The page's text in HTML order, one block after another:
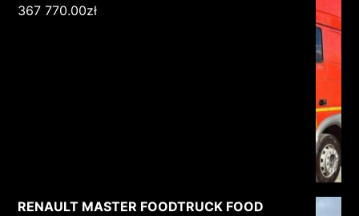
367 770.00zł
RENAULT MASTER FOODTRUCK FOOD